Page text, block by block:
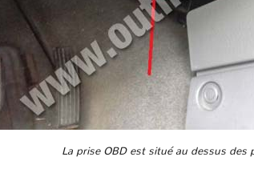
La prise OBD est situé au dessus des